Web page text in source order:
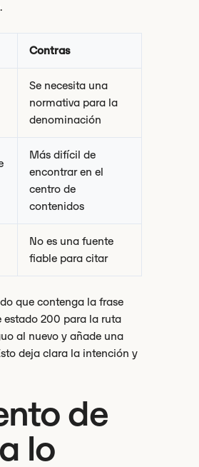
Contras
Se necesita una
normativa para la
denominación
Más difícil de
encontrar en el
centro de
contenidos
No es una fuente
fiable para citar
que contenga la frase
estado 200 para la ruta
al nuevo y añade una
deja clara la intención y
de
lo